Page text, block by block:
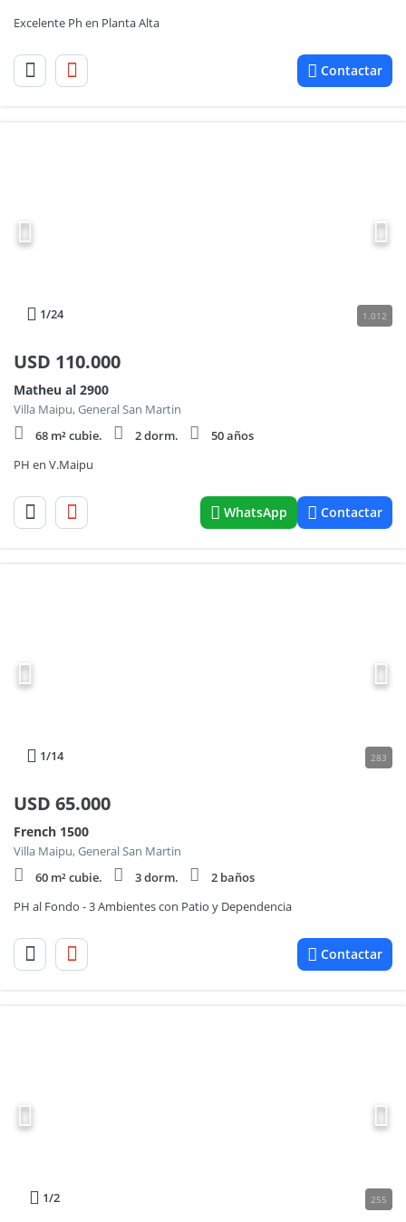
Excelente Ph en Planta Alta
Contactar
1/24 1.012
USD 110.000
Matheu al 2900
Villa Maipu, General San Martin
68 m² cubie.
2 dorm.
50 años
PH en V.Maipu
WhatsApp Contactar
1/14 283
USD 65.000
French 1500
Villa Maipu, General San Martin
60 m² cubie.
3 dorm.
2 baños
PH al Fondo - 3 Ambientes con Patio y Dependencia
Contactar
1/2 255